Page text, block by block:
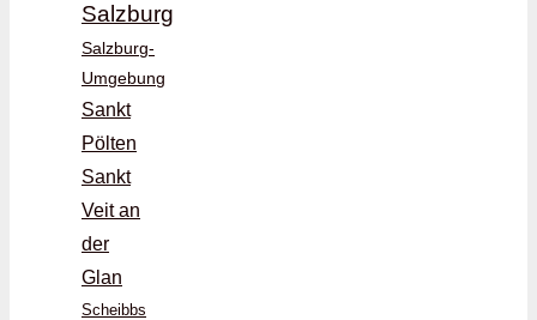
Salzburg
Salzburg-
Umgebung
Sankt
Pölten
Sankt
Veit an
der
Glan
Scheibbs